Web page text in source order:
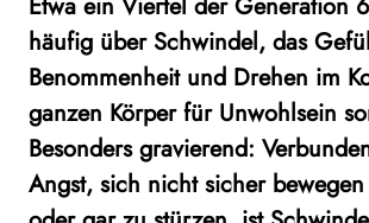
häufig über Schwindel, das
Benommenheit und Drehen im
ganzen Körper für Unwohlsein
Besonders gravierend:
Angst, sich nicht sicher